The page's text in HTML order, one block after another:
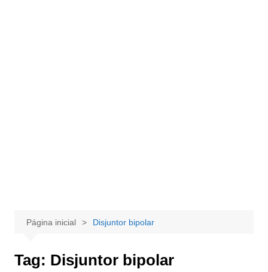
Página inicial Disjuntor bipolar
Tag: Disjuntor bipolar